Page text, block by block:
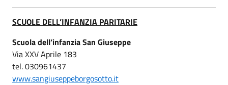
SCUOLE DELL’INFANZIA PARITARIE
Scuola dell’infanzia San Giuseppe
Via XXV Aprile 183
tel. 030961437
www.sangiuseppeborgosotto.it